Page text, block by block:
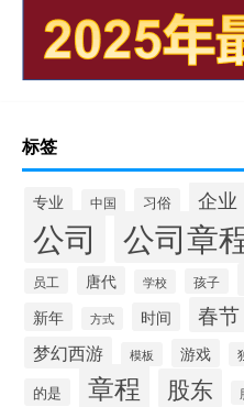
标签
专业 中国 习俗 企业
公司 公司章
员工 唐代 学校 孩子
新年 方式 时间 春节
梦幻西游 模板 游戏
的是 章程 股东